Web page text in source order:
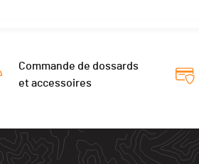
Commande de dossards
et accessoires